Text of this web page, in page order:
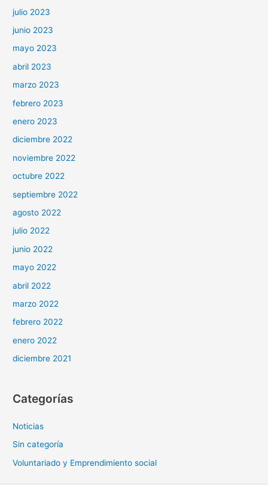
julio 2023
junio 2023
mayo 2023
abril 2023
marzo 2023
febrero 2023
enero 2023
diciembre 2022
noviembre 2022
octubre 2022
septiembre 2022
agosto 2022
julio 2022
junio 2022
mayo 2022
abril 2022
marzo 2022
febrero 2022
enero 2022
diciembre 2021
Categorías
Noticias
Sin categoría
Voluntariado y Emprendimiento social